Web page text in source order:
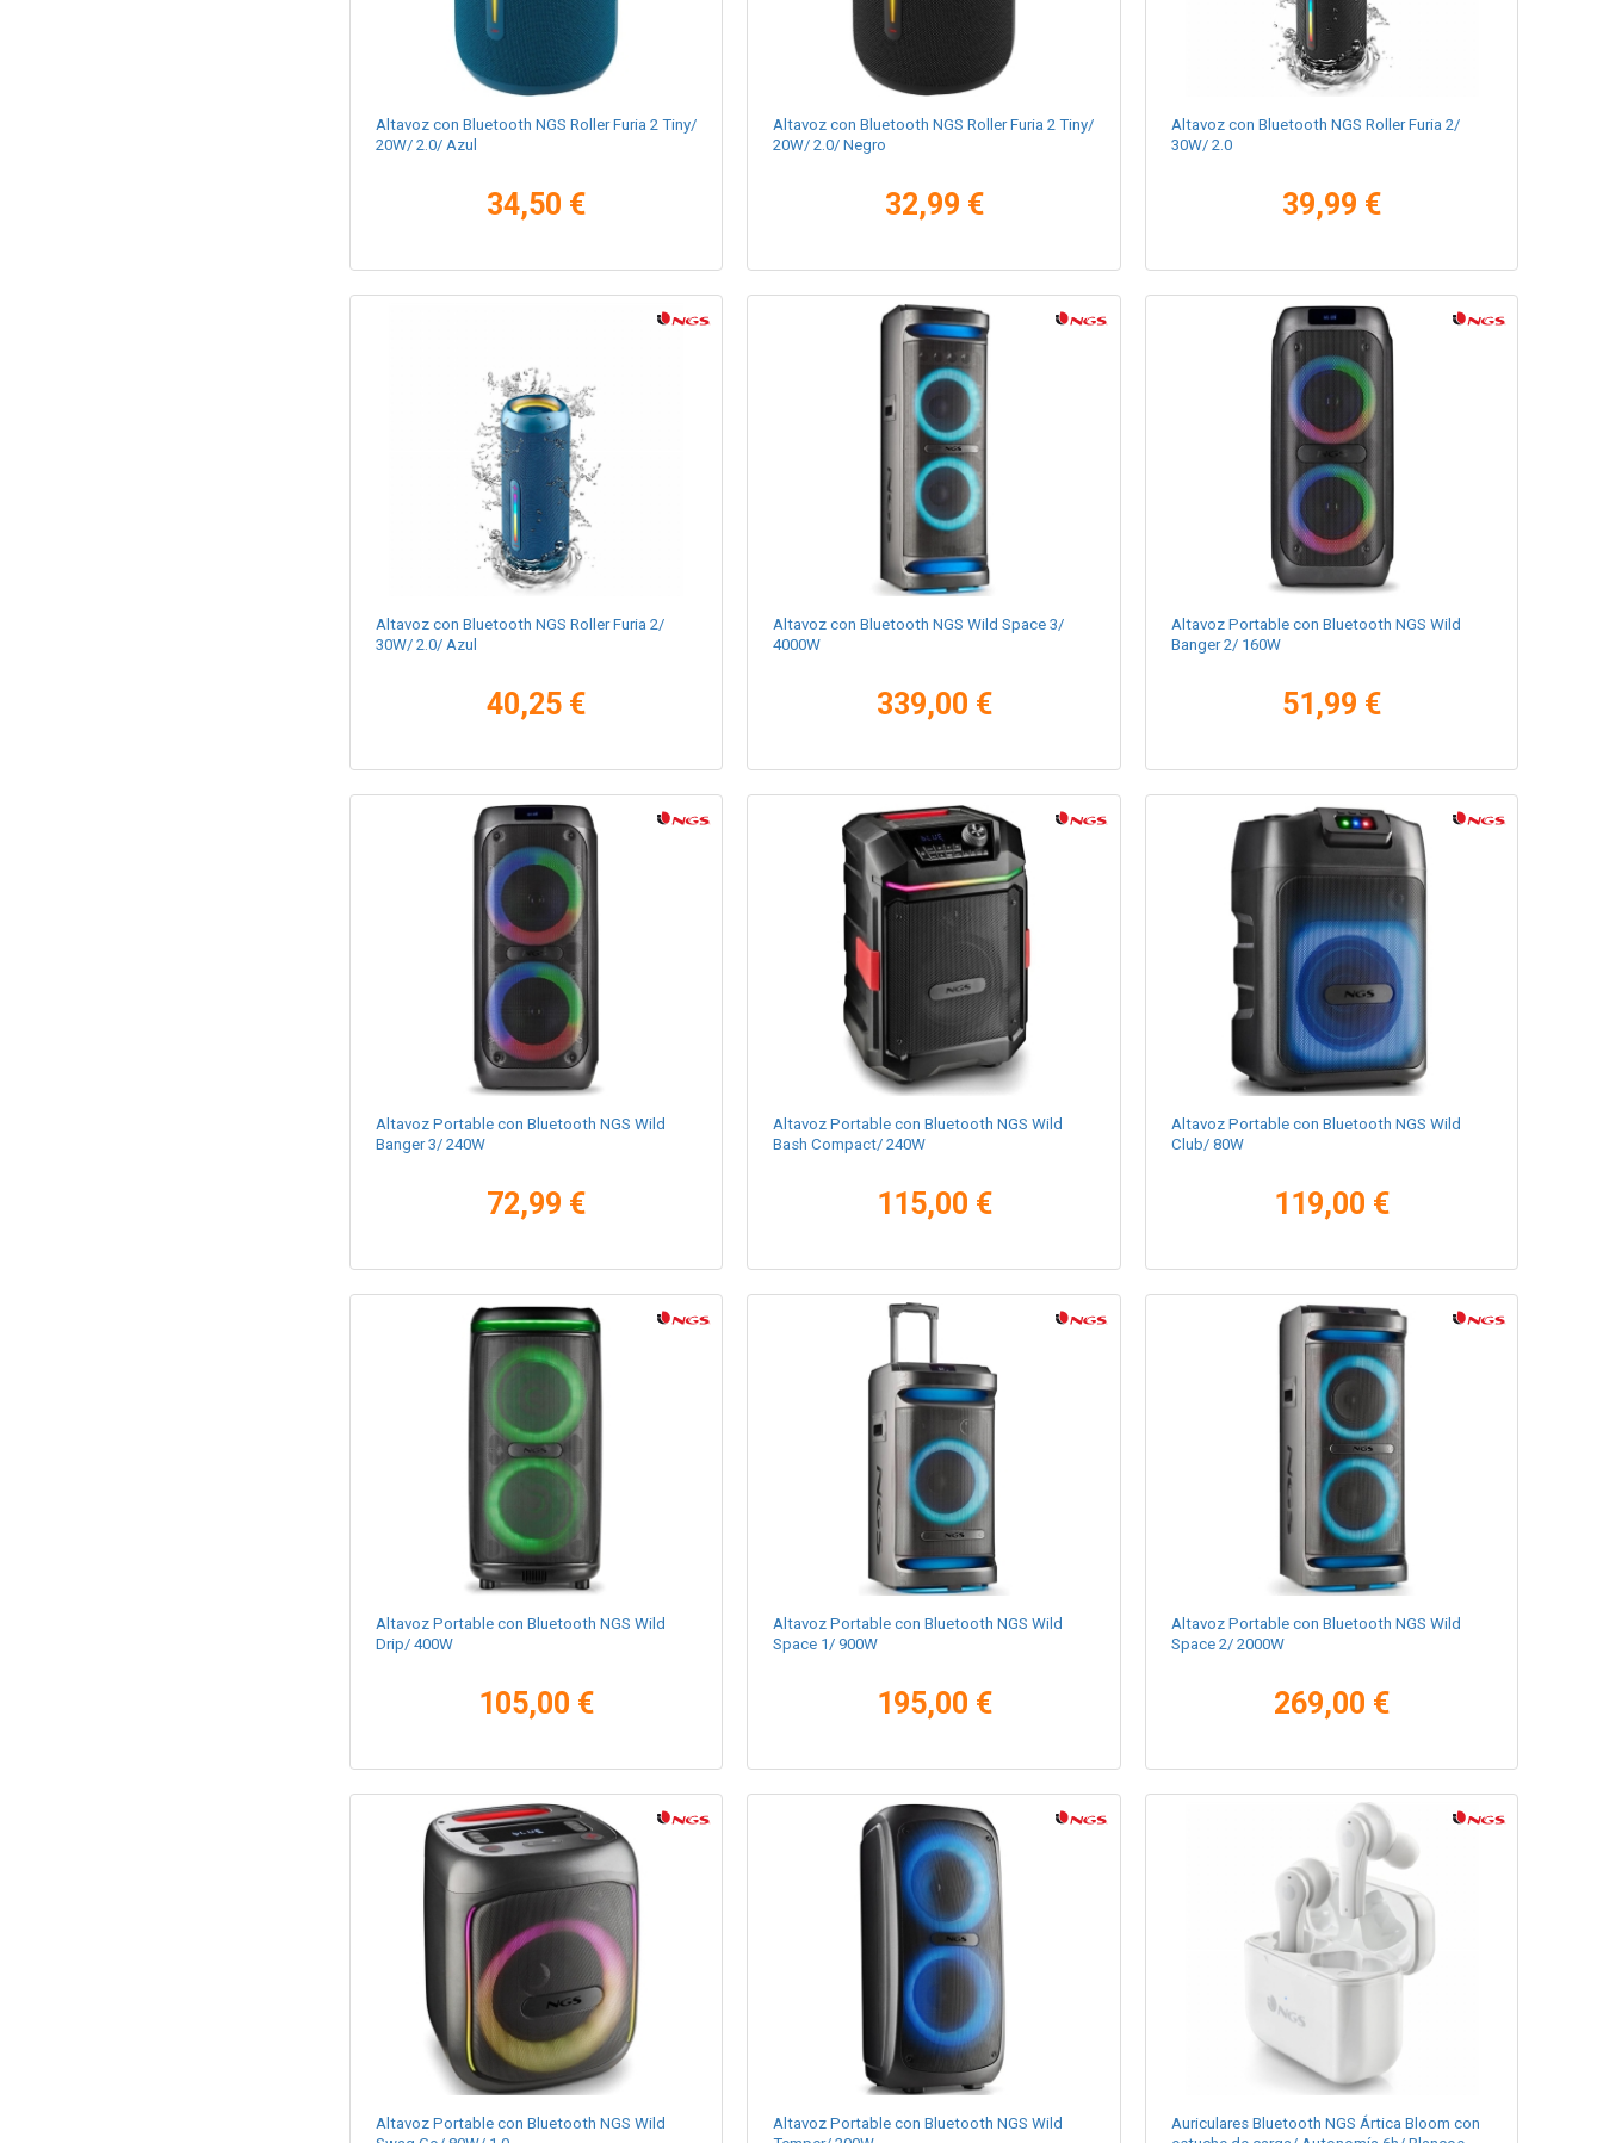
Altavoz con Bluetooth NGS Roller Furia 2 Tiny/
20W/ 2.0/ Azul
34,50 €
Altavoz con Bluetooth NGS Roller Furia 2 Tiny/
20W/ 2.0/ Negro
32,99 €
Altavoz con Bluetooth NGS Roller Furia 2/
30W/ 2.0
39,99 €
Altavoz con Bluetooth NGS Roller Furia 2/
30W/ 2.0/ Azul
40,25 €
Altavoz con Bluetooth NGS Wild Space 3/
4000W
339,00 €
Altavoz Portable con Bluetooth NGS Wild
Banger 2/ 160W
51,99 €
Altavoz Portable con Bluetooth NGS Wild
Banger 3/ 240W
72,99 €
Altavoz Portable con Bluetooth NGS Wild
Bash Compact/ 240W
115,00 €
Altavoz Portable con Bluetooth NGS Wild
Club/ 80W
119,00 €
Altavoz Portable con Bluetooth NGS Wild
Drip/ 400W
105,00 €
Altavoz Portable con Bluetooth NGS Wild
Space 1/ 900W
195,00 €
Altavoz Portable con Bluetooth NGS Wild
Space 2/ 2000W
269,00 €
Altavoz Portable con Bluetooth NGS Wild
Altavoz Portable con Bluetooth NGS Wild
Auriculares Bluetooth NGS Ártica Bloom con